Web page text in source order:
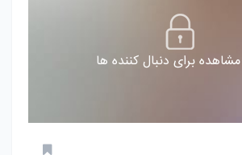
برای دنبال کننده ها